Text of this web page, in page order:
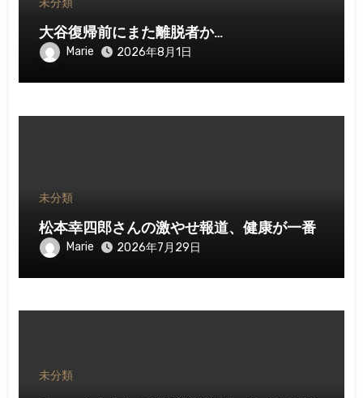
未分類
大谷復帰前にまた離脱者か…
Marie 2026年8月1日
未分類
松本幸四郎さんの激やせ報道、健康が一番
Marie 2026年7月29日
未分類